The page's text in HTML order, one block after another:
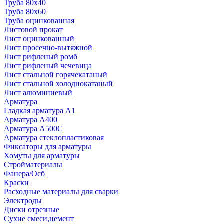
Труба 80x40
Труба 80x60
Труба оцинкованная
Листовой прокат
Лист оцинкованный
Лист просечно-вытяжной
Лист рифленый ромб
Лист рифленый чечевица
Лист стальной горячекатаный
Лист стальной холоднокатаный
Лист алюминиевый
Арматура
Гладкая арматура А1
Арматура А400
Арматура A500C
Арматура стеклопластиковая
Фиксаторы для арматуры
Хомуты для арматуры
Стройматериалы
Фанера/Осб
Краски
Расходные материалы для сварки
Электроды
Диски отрезные
Сухие смеси,цемент